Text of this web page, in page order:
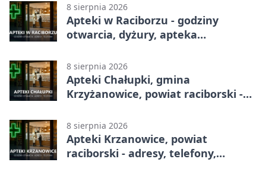
8 sierpnia 2026
Apteki w Raciborzu - godziny
otwarcia, dyżury, apteka
8 sierpnia 2026
Apteki Chałupki, gmina
Krzyżanowice, powiat raciborski -
8 sierpnia 2026
Apteki Krzanowice, powiat
raciborski - adresy, telefony,